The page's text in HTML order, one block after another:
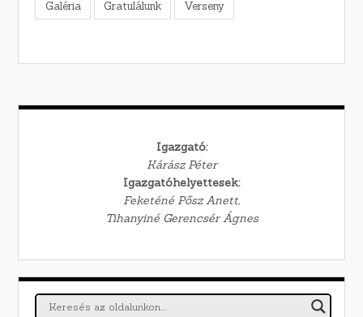
Galéria Gratulálunk Verseny
Igazgató:
Kárász Péter
Igazgatóhelyettesek:
Feketéné Pősz Anett,
Tihanyiné Gerencsér Ágnes